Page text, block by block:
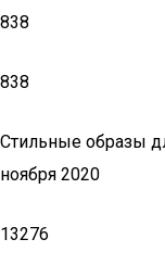
838
838
Стильные образы
ноября 2020
13276